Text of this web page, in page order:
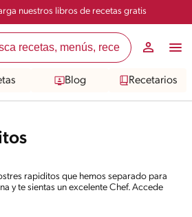
nuestros libros de recetas gratis
Blog Recetarios
rapiditos que hemos separado para
y te sientas un excelente Chef. Accede